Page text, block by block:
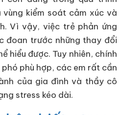
kiểm soát cảm xúc và
Vì vậy, việc trẻ phản ứng
đoan trước những thay đổi
hiểu được. Tuy nhiên, chính
phù hợp, các em rất cần
của gia đình và thầy cô
stress kéo dài.